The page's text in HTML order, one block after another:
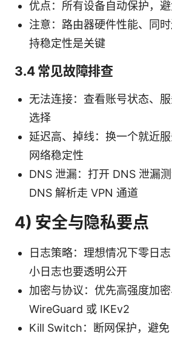
优点：所有设备自动保护，
注意：路由器硬件性能、同
持稳定性是关键
3.4 常见故障排查
无法连接：查看账号状态、
选择
延迟高、掉线：换一个就近
网络稳定性
DNS 泄漏：打开 DNS 泄漏
DNS 解析走 VPN 通道
4) 安全与隐私要点
日志策略：理想情况下零日
小日志也要透明公开
加密与协议：优先高强度加
WireGuard 或 IKEv2
Kill Switch：断网保护，避免